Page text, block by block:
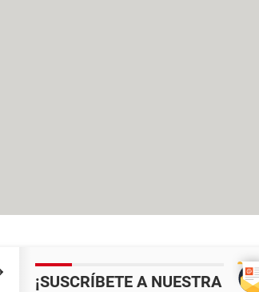
¡SUSCRÍBETE A NUESTRA